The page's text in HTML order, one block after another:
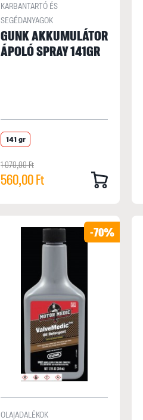
KARBANTARTÓ ÉS
SEGÉDANYAGOK
GUNK AKKUMULÁTOR
ÁPOLÓ SPRAY 141GR
141 gr
1 070,00 Ft
560,00 Ft
-70%
OLAJADALÉKOK